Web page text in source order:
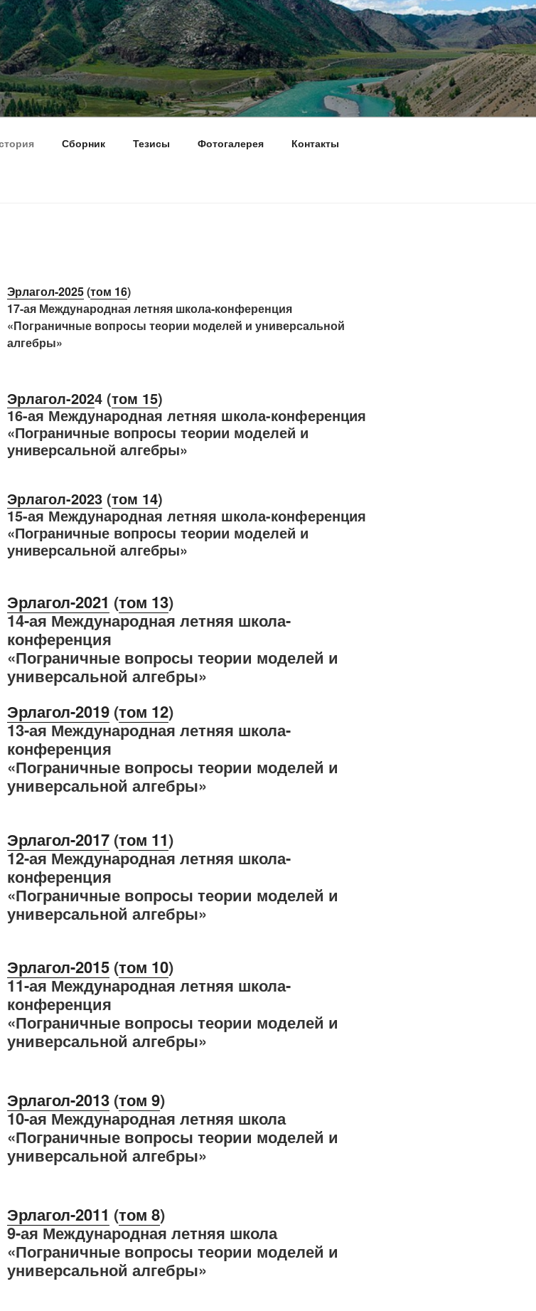
Сборник Тезисы Фотогалерея Контакты
Эрлагол-2025(том 16)
17-ая Международная летняя школа-конференция
«Пограничные вопросы теории моделей и универсальной
алгебры»
Эрлагол-2024 (том 15)
16-ая Международная летняя школа-конференция
«Пограничные вопросы теории моделей и
универсальной алгебры»
Эрлагол-2023(том 14)
15-ая Международная летняя школа-конференция
«Пограничные вопросы теории моделей и
универсальной алгебры»
Эрлагол-2021 (том 13)
14-ая Международная летняя школа-
конференция
«Пограничные вопросы теории моделей и
универсальной алгебры»
Эрлагол-2019(том 12)
13-ая Международная летняя школа-
конференция
«Пограничные вопросы теории моделей и
универсальной алгебры»
Эрлагол-2017(том 11)
12-ая Международная летняя школа-
конференция
«Пограничные вопросы теории моделей и
универсальной алгебры»
Эрлагол-2015(том 10)
11-ая Международная летняя школа-
конференция
«Пограничные вопросы теории моделей и
универсальной алгебры»
Эрлагол-2013(том 9)
10-ая Международная летняя школа
«Пограничные вопросы теории моделей и
универсальной алгебры»
Эрлагол-2011 (том 8)
9-ая Международная летняя школа
«Пограничные вопросы теории моделей и
универсальной алгебры»